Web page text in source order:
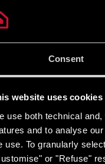
Consent
website uses cookies
use both technical
and to analyse
use. To granularly
or "Refuse"